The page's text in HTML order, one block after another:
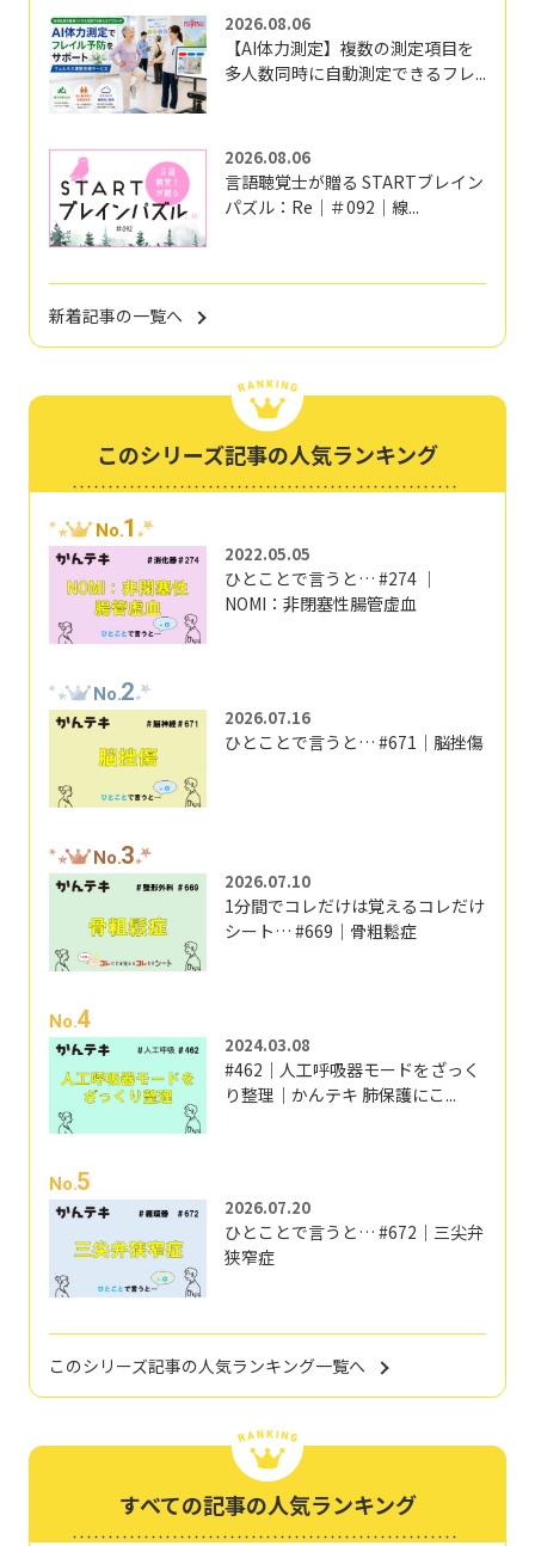
2026.08.06
【AI体力測定】複数の測定項目を
多人数同時に自動測定できるフレ...
2026.08.06
言語聴覚士が贈る STARTブレイン
パズル：Re｜＃092｜線...
新着記事の一覧へ
このシリーズ記事の人気ランキング
No.1
2022.05.05
ひとことで言うと… #274 ｜
NOMI：非閉塞性腸管虚血
No.2
2026.07.16
ひとことで言うと… #671｜脳挫傷
No.3
2026.07.10
1分間でコレだけは覚えるコレだけ
シート… #669｜骨粗鬆症
No.4
2024.03.08
#462｜人工呼吸器モードをざっく
り整理｜かんテキ 肺保護にこ...
No.5
2026.07.20
ひとことで言うと… #672｜三尖弁
狭窄症
このシリーズ記事の人気ランキング一覧へ
すべての記事の人気ランキング